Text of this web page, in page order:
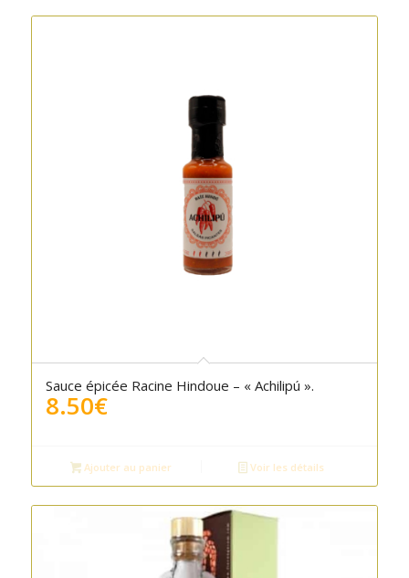
Sauce épicée Racine Hindoue – « Achilipú ».
8.50€
Ajouter au panier Voir les détails